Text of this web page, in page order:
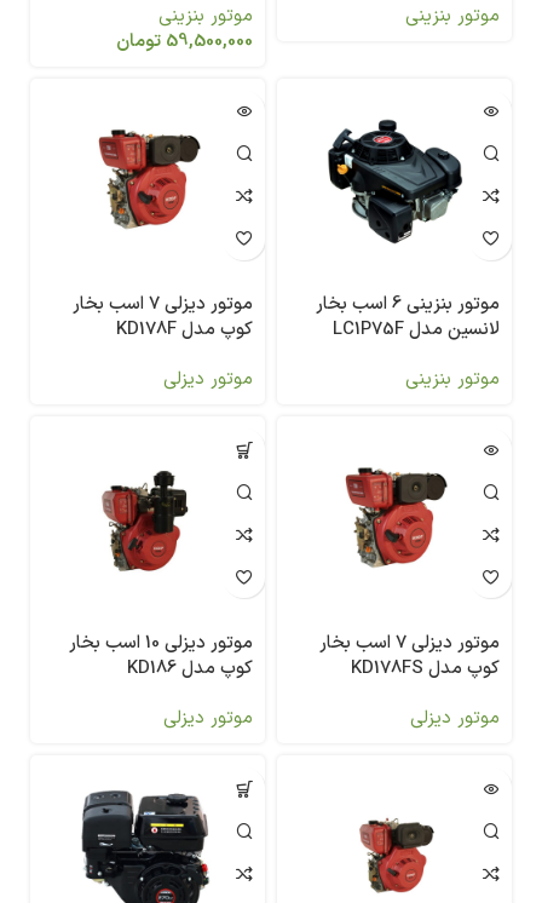
موتور بنزینی
موتور بنزینی
59,500,000 تومان
موتور بنزینی 6 اسب بخار
لانسین مدل LC1P75F
موتور بنزینی
موتور دیزلی 7 اسب بخار
کوپ مدل KD178F
موتور دیزلی
موتور دیزلی 7 اسب بخار
کوپ مدل KD178FS
موتور دیزلی
موتور دیزلی 10 اسب بخار
کوپ مدل KD186
موتور دیزلی